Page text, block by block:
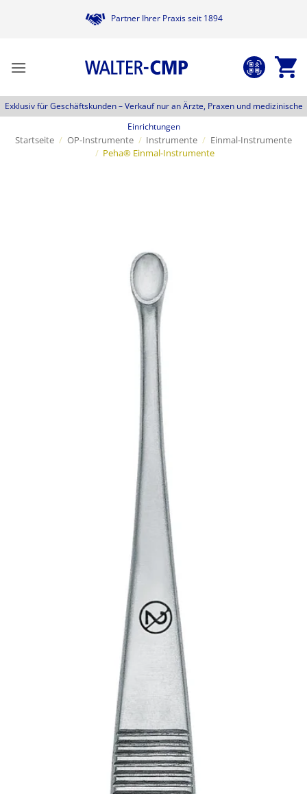
Partner Ihrer Praxis seit 1894
Exklusiv für Geschäftskunden –Verkauf nur an Ärzte, Praxen und medizinische
Einrichtungen
Startseite / OP-Instrumente / Instrumente / Einmal-Instrumente
/ Peha® Einmal-Instrumente